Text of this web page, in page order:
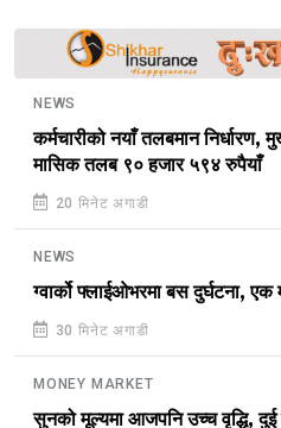
NEWS
कर्मचारीको नयाँ तलबमान निर्धारण,
मासिक तलब ९० हजार ५९४ रुपैयाँ
20 मिनेट अगाडी
NEWS
ग्वार्को फ्लाईओभरमा बस दुर्घटना,
30 मिनेट अगाडी
MONEY MARKET
सुनको मूल्यमा आजपनि उच्च वृद्धि, दुई